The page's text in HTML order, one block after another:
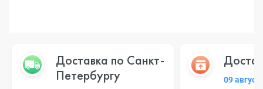
Доставка по Санкт-
Петербургу
09